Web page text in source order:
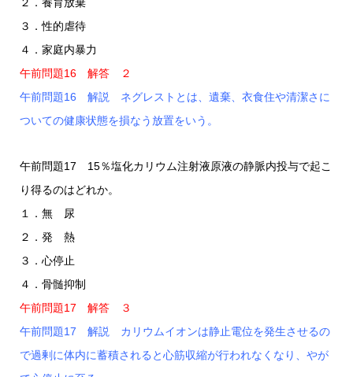
３．性的虐待
４．家庭内暴力
午前問題16 解答 ２
午前問題16 解説 ネグレストとは、遺棄、衣食住や清潔さに
ついての健康状態を損なう放置をいう。
午前問題17 15％塩化カリウム注射液原液の静脈内投与で起こ
り得るのはどれか。
１．無 尿
２．発 熱
３．心停止
４．骨髄抑制
午前問題17 解答 ３
午前問題17 解説 カリウムイオンは静止電位を発生させるの
で過剰に体内に蓄積されると心筋収縮が行われなくなり、やが